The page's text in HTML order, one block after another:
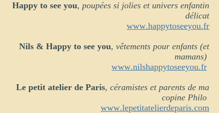
Happy to see you, poupées si jolies et univers enfantin
délicat
www.happytoseeyou.fr
Nils & Happy to see you, vêtements pour enfants (et
mamans)
www.nilshappytoseeyou.fr
Le petit atelier de Paris, céramistes et parents de ma
copine Philo
www.lepetitatelierdeparis.com